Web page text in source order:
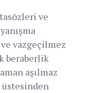
ve
vazgeçilmez
beraberlik
aşılmaz